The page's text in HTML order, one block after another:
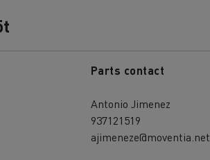
Parts contact
Antonio Jimenez
937121519
ajimeneze@moventia.net